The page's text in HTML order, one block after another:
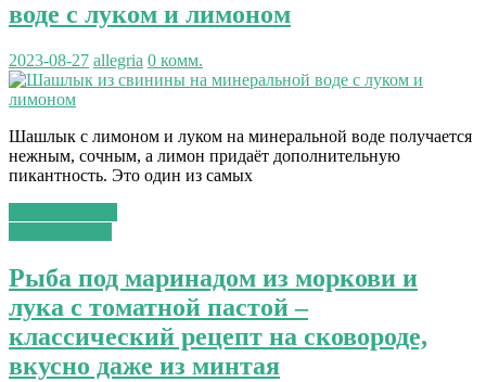
воде с луком и лимоном
2023-08-27 allegria 0 комм.
Шашлык с лимоном и луком на минеральной воде получается
нежным, сочным, а лимон придаёт дополнительную
пикантность. Это один из самых
Рыба под маринадом из моркови и
лука с томатной пастой –
классический рецепт на сковороде,
вкусно даже из минтая